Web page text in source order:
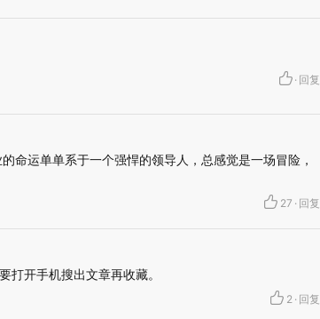
· 回复
命运单单系于一个强悍的领导人，总感觉是一场冒险，
27 · 回复
打开手机搜出文章再收藏。
2 · 回复